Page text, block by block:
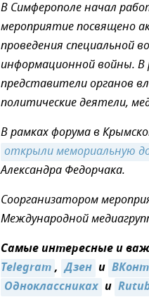
В Симферополе начал
мероприятие посвящено
проведения специальной
информационной войны.
представители органов
политические деятели,
В рамках форума в
открыли мемориальную
Александра Федорчака.
Соорганизатором
Международной
Самые интересные и
Telegram, Дзен и
Одноклассниках и